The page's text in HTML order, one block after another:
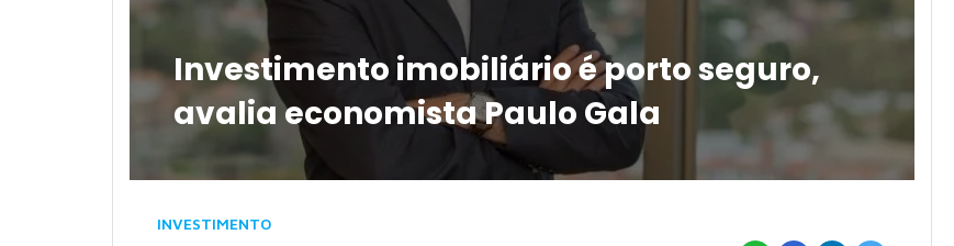
Investimento imobiliário é porto seguro,
avalia economista Paulo Gala
INVESTIMENTO